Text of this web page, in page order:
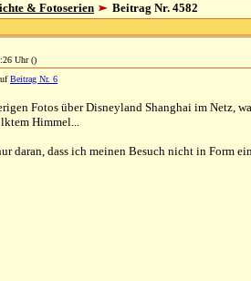
& Fotoserien Beitrag Nr. 4582
Uhr ()
Beitrag Nr. 6
Fotos über Disneyland Shanghai im Netz,
Himmel...
daran, dass ich meinen Besuch nicht in Form